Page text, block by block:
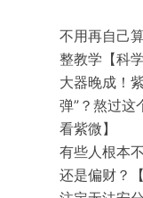
不用再自己
整教学【科
大器晚成！
弹”？熬过这
看紫微】
有些人根本
还是偏财？